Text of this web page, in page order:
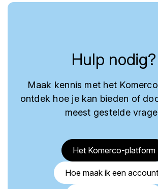
Hulp nodig?
Maak kennis met het
ontdek hoe je kan bieden of
meest gestelde
Het Komerco-platform
Hoe maak ik een